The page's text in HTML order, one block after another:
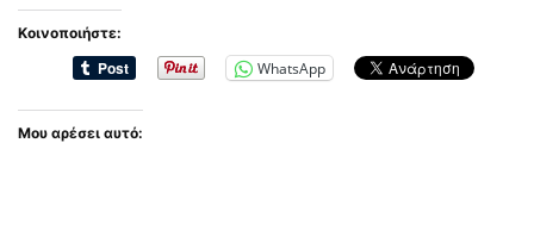
Κοινοποιήστε:
WhatsApp
Μου αρέσει αυτό: